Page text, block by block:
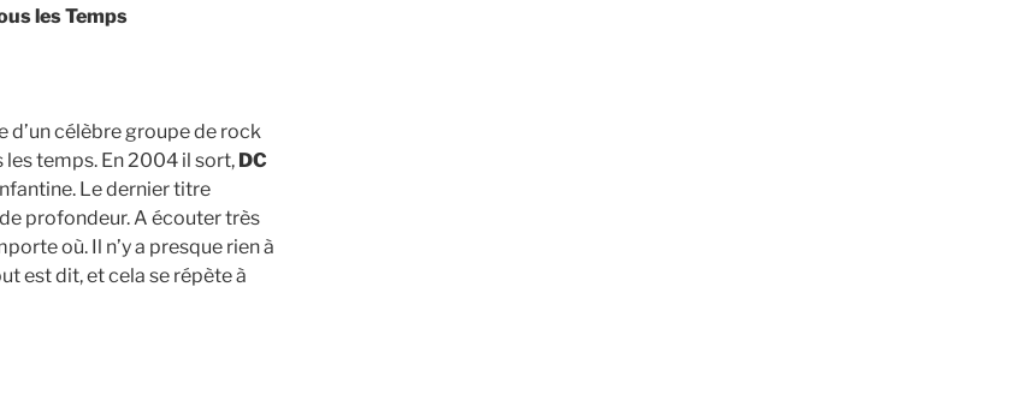
les Temps
d’un célèbre groupe de rock
temps. En 2004 il sort, DC
Le dernier titre
profondeur. A écouter très
où. Il n’y a presque rien à
est dit, et cela se répète à